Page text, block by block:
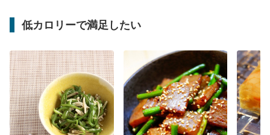
低カロリーで満足したい